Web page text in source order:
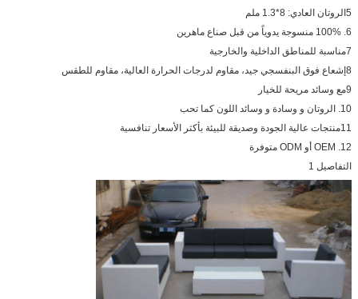
5الروتان العادي: 8*1.3 ملم
6. 100% منسوجة يدوياً من قبل صناع ماهرين
7مناسبة للمناطق الداخلية والخارجية
8إشعاع فوق البنفسجي جيد، مقاوم لدرجات الحرارة العالية، مقاوم للطقس
9مع وسائد مريحة للخيار
10. الروتان و وسادة و وسائد اللون كما تحب
11منتجات عالية الجودة وصديقة للبيئة بأكثر الأسعار تنافسية
12. OEM أو ODM متوفرة
التفاصيل 1